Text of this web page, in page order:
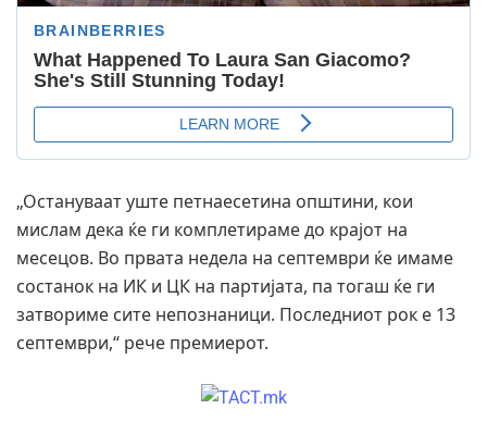
„Остануваат уште петнаесетина општини, кои
мислам дека ќе ги комплетираме до крајот на
месецов. Во првата недела на септември ќе имаме
состанок на ИК и ЦК на партијата, па тогаш ќе ги
затвориме сите непознаници. Последниот рок е 13
септември,“ рече премиерот.